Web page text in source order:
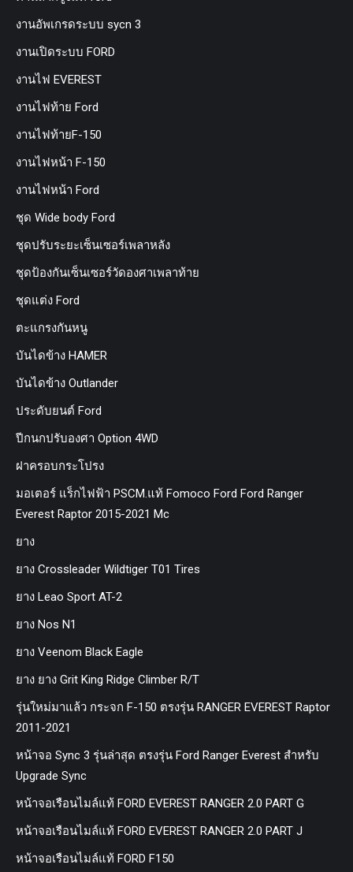
งานอัพเกรดระบบ sycn 3
งานเปิดระบบ FORD
งานไฟ EVEREST
งานไฟท้าย Ford
งานไฟท้ายF-150
งานไฟหน้า F-150
งานไฟหน้า Ford
ชุด Wide body Ford
ชุดปรับระยะเซ็นเซอร์เพลาหลัง
ชุดป้องกันเซ็นเซอร์วัดองศาเพลาท้าย
ชุดแต่ง Ford
ตะแกรงกันหนู
บันไดข้าง HAMER
บันไดข้าง Outlander
ประดับยนต์ Ford
ปีกนกปรับองศา Option 4WD
ฝาครอบกระโปรง
มอเตอร์ แร็กไฟฟ้า PSCM.แท้ Fomoco Ford Ford Ranger
Everest Raptor 2015-2021 Mc
ยาง
ยาง Crossleader Wildtiger T01 Tires
ยาง Leao Sport AT-2
ยาง Nos N1
ยาง Veenom Black Eagle
ยาง ยาง Grit King Ridge Climber R/T
รุ่นใหม่มาแล้ว กระจก F-150 ตรงรุ่น RANGER EVEREST Raptor
2011-2021
หน้าจอ Sync 3 รุ่นล่าสุด ตรงรุ่น Ford Ranger Everest สำหรับ
Upgrade Sync
หน้าจอเรือนไมล์แท้ FORD EVEREST RANGER 2.0 PART G
หน้าจอเรือนไมล์แท้ FORD EVEREST RANGER 2.0 PART J
หน้าจอเรือนไมล์แท้ FORD F150